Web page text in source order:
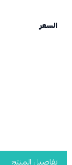
السعر
تفاصيل المنتج